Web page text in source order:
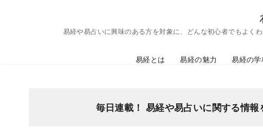
易経や易占いに興味のある方を対象に、どんな初心者でもよく
易経とは 易経の魅力 易経の学
毎日連載！ 易経や易占いに関する情報